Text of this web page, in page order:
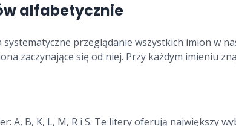
alfabetycznie
przeglądanie wszystkich imion w
zaczynające się od niej. Przy każdym imieniu
A, B, K, L, M, R i S. Te litery oferują największy